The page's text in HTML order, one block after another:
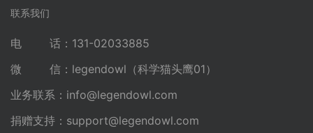
联系我们
电 话：131-02033885
微 信：legendowl（科学猫头鹰01）
业务联系： info@legendowl.com
捐赠支持： support@legendowl.com